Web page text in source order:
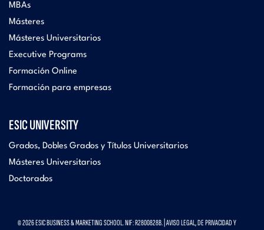
MBAs
Másteres
Másteres Universitarios
Executive Programs
Formación Online
Formación para empresas
ESIC UNIVERSITY
Grados, Dobles Grados y Títulos Universitarios
Másteres Universitarios
Doctorados
© 2026 ESIC BUSINESS & MARKETING SCHOOL. NIF: R2800828B. | AVISO LEGAL, DE PRIVACIDAD Y